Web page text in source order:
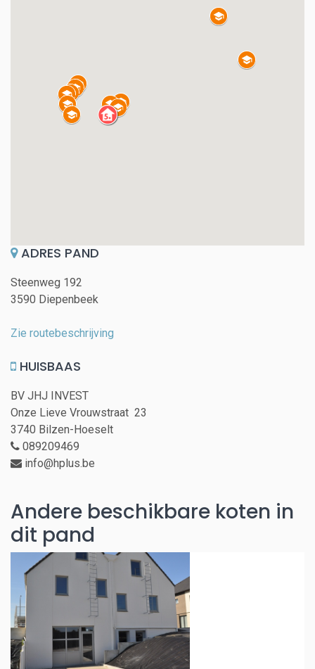
ADRES PAND
Steenweg 192
3590 Diepenbeek
Zie routebeschrijving
HUISBAAS
BV JHJ INVEST
Onze Lieve Vrouwstraat 23
3740 Bilzen-Hoeselt
089209469
info@hplus.be
Andere beschikbare koten in
dit pand